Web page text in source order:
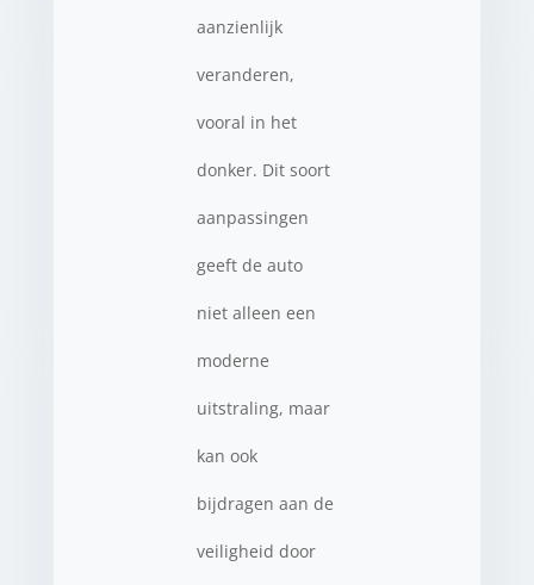
aanzienlijk
veranderen,
vooral in het
donker. Dit soort
aanpassingen
geeft de auto
niet alleen een
moderne
uitstraling, maar
kan ook
bijdragen aan de
veiligheid door